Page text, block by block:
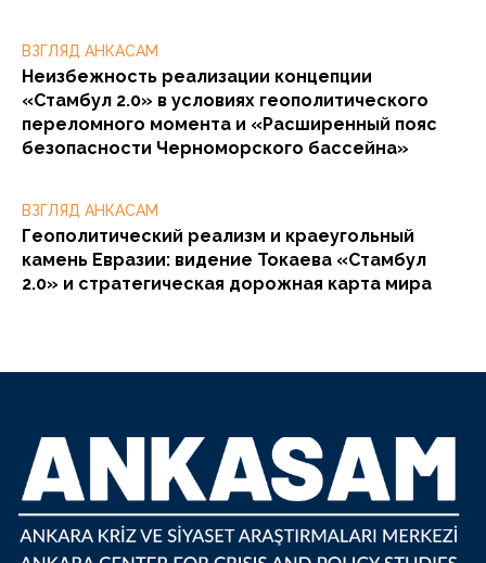
ВЗГЛЯД АНКАСАМ
Неизбежность реализации концепции
«Стамбул 2.0» в условиях геополитического
переломного момента и «Расширенный пояс
безопасности Черноморского бассейна»
ВЗГЛЯД АНКАСАМ
Геополитический реализм и краеугольный
камень Евразии: видение Токаева «Стамбул
2.0» и стратегическая дорожная карта мира